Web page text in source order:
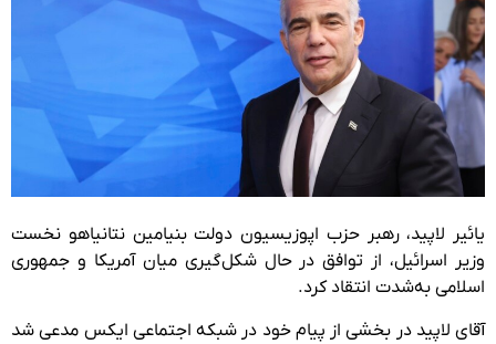
یائیر لاپید، رهبر حزب اپوزیسیون دولت بنیامین نتانیاهو نخست
وزیر اسرائیل، از توافق در حال شکل‌گیری میان آمریکا و جمهوری
اسلامی به‌شدت انتقاد کرد.
آقای لاپید در بخشی از پیام خود در شبکه اجتماعی ایکس مدعی شد